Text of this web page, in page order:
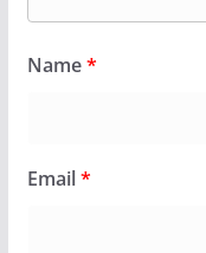
Name*
Email*